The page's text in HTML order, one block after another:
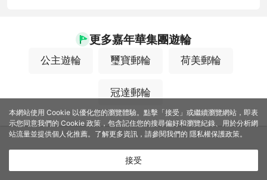
更多嘉年華集團遊輪
公主遊輪 璽寶郵輪 荷美郵輪
冠達郵輪
本網站使用 Cookie 以優化您的瀏覽體驗。點擊「接受」或繼續瀏覽網站，即表
示您同意我們的 Cookie 政策，包含記住您的搜尋偏好和瀏覽紀錄、用於分析網
站流量並提供個人化推薦。了解更多資訊，請參閱我們的 隱私權保護政策。
接受